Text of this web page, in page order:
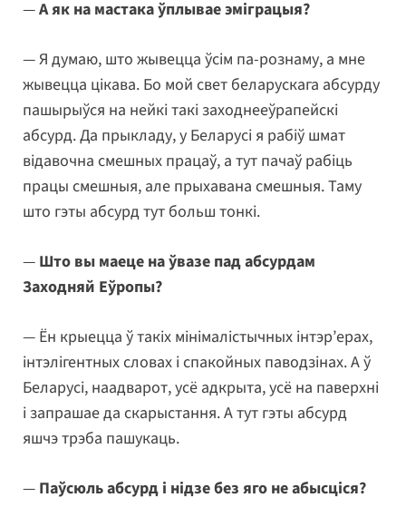
—А як на мастака ўплывае эміграцыя?
— Я думаю, што жывецца ўсім па-рознаму, а мне
жывецца цікава. Бо мой свет беларускага абсурду
пашырыўся на нейкі такі заходнееўрапейскі
абсурд. Да прыкладу, у Беларусі я рабіў шмат
відавочна смешных працаў, а тут пачаў рабіць
працы смешныя, але прыхавана смешныя. Таму
што гэты абсурд тут больш тонкі.
— Што вы маеце на ўвазе пад абсурдам
Заходняй Еўропы?
— Ён крыецца ў такіх мінімалістычных інтэр’ерах,
інтэлігентных словах і спакойных паводзінах. А ў
Беларусі, наадварот, усё адкрыта, усё на паверхні
і запрашае да скарыстання. А тут гэты абсурд
яшчэ трэба пашукаць.
— Паўсюль абсурд і нідзе без яго не абысціся?